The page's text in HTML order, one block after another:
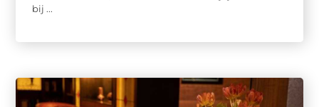
bij ...